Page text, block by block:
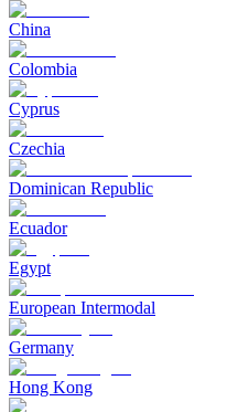
China
Colombia
Cyprus
Czechia
Dominican Republic
Ecuador
Egypt
European Intermodal
Germany
Hong Kong